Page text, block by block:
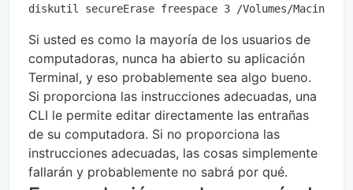
diskutil secureErase freespace 3 /Volumes/Macintosh
Si usted es como la mayoría de los usuarios de
computadoras, nunca ha abierto su aplicación
Terminal, y eso probablemente sea algo bueno.
Si proporciona las instrucciones adecuadas, una
CLI le permite editar directamente las entrañas
de su computadora. Si no proporciona las
instrucciones adecuadas, las cosas simplemente
fallarán y probablemente no sabrá por qué.